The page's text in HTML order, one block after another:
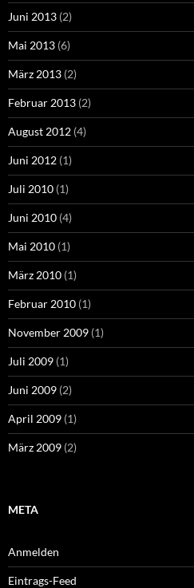
Juni 2013 (2)
Mai 2013 (6)
März 2013 (2)
Februar 2013 (2)
August 2012 (4)
Juni 2012 (1)
Juli 2010 (1)
Juni 2010 (4)
Mai 2010 (1)
März 2010 (1)
Februar 2010 (1)
November 2009 (1)
Juli 2009 (1)
Juni 2009 (2)
April 2009 (1)
März 2009 (2)
META
Anmelden
Eintrags-Feed